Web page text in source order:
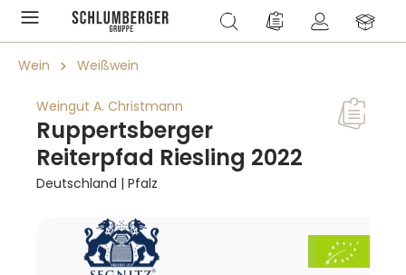
springen Du hast 0 Produkte
Wein Weißwein
Weingut A. Christmann
Ruppertsberger
Reiterpfad Riesling 2022
Deutschland | Pfalz
Bildergalerie überspringen